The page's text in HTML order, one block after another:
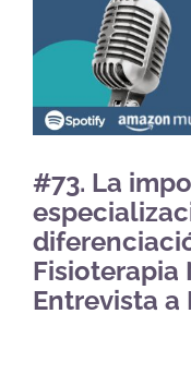
#73. La
Fisioterapia
Entrevista a